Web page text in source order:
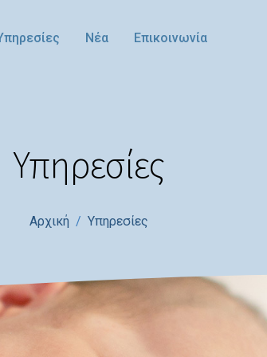
Νέα Επικοινωνία
Υπηρεσίες
Αρχική Υπηρεσίες